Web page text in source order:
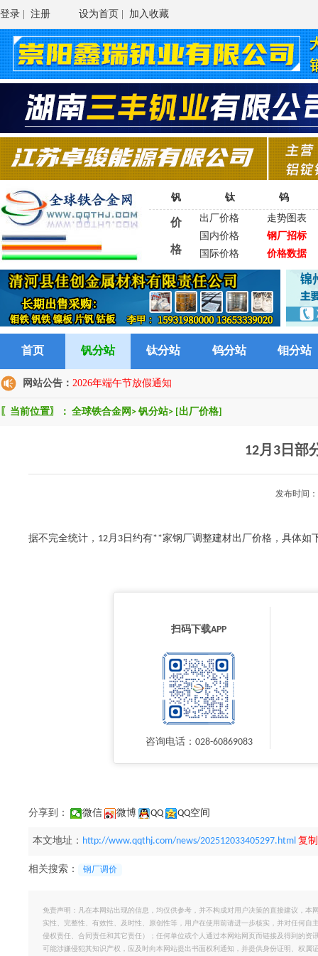
登录 注册 设为首页 加入收藏
钒 钛 钨
价
格
出厂价格
走势图表
国内价格
钢厂招标
国际价格
价格数据
首页 钒分站 钛分站 钨分站 钼分站
网站公告： 2026年端午节放假通知
〖当前位置〗： 全球铁合金网 > 钒分站> [出厂价格]
12月3日部
发布时间
据不完全统计，12月3日约有**家钢厂调整建材出厂价格，具体如
扫码下载APP
咨询电话：028-60869083
分享到： 微信 微博 QQ QQ空间
本文地址： http://www.qqthj.com/news/202512033405297.html 复
相关搜索： 钢厂调价
免责声明：凡在本网站出现的信息，均仅供参考，并不构成对用户决策的直接建议，
实性、完整性、有效性、及时性、原创性等，用户在使用前请进一步核实，并对任何
侵权责任、合同责任和其它责任）；任何单位或个人通过本网站网页而链接及得到的
可能涉嫌侵犯其知识产权，应及时向本网站提出书面权利通知，并提供身份证明、权